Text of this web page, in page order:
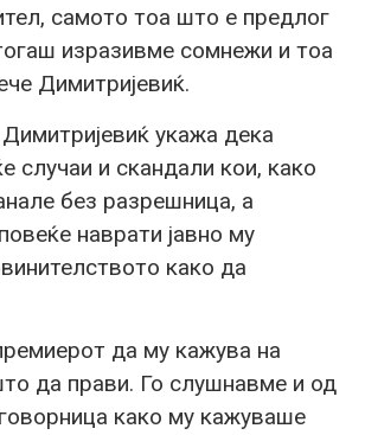
самото тоа што е предлог
изразивме сомнежи и тоа
Димитријевиќ.
Димитријевиќ укажа дека
случаи и скандали кои, како
без разрешница, а
наврати јавно му
како да
да му кажува на
да прави. Го слушнавме и од
како му кажуваше